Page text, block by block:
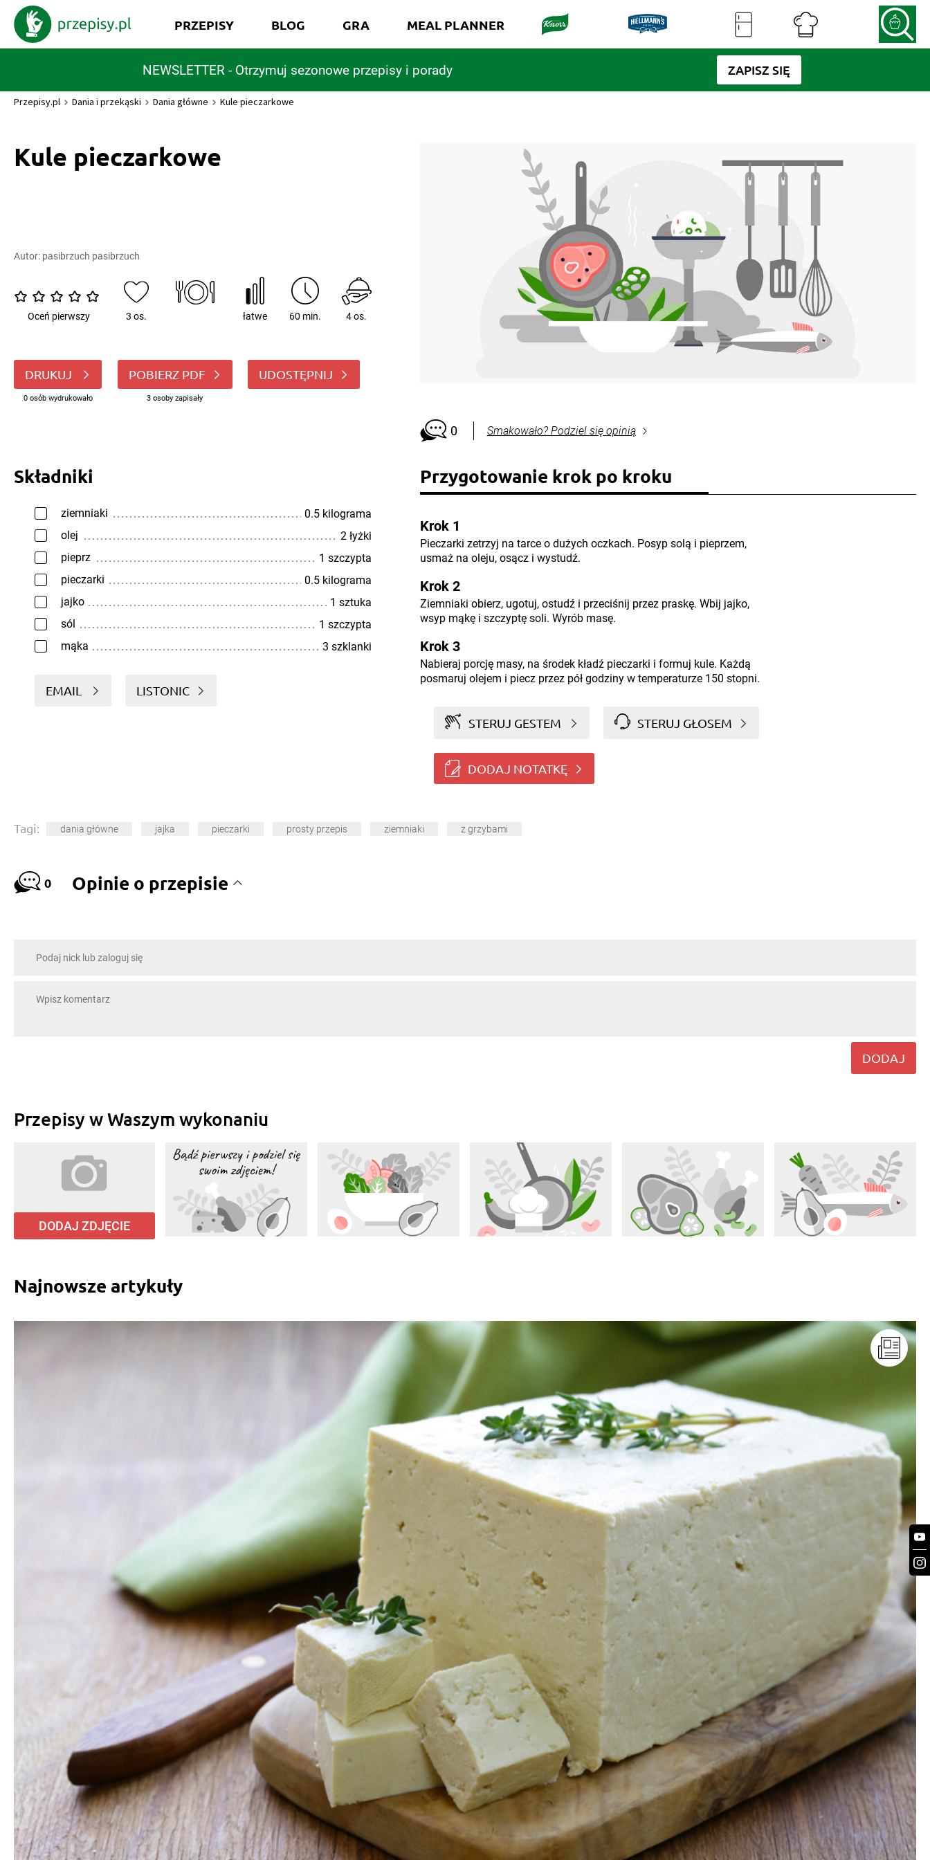
NEWSLETTER - Otrzymuj sezonowe przepisy i porady ZAPISZ SIĘ
PRZEPISY BLOG GRA MEAL PLANNER
Przepisy.pl Dania i przekąski Dania główne Kule pieczarkowe
Kule pieczarkowe
Autor: pasibrzuch pasibrzuch
Oceń pierwszy 3 os. łatwe 60 min. 4 os.
DRUKUJ
0 osób wydrukowało
POBIERZ PDF
3 osoby zapisały
UDOSTĘPNIJ
0 Smakowało? Podziel się opinią
Składniki
ziemniaki
0.5 kilograma
olej
2 łyżki
pieprz
1 szczypta
pieczarki
0.5 kilograma
jajko
1 sztuka
sól
1 szczypta
mąka
3 szklanki
EMAIL LISTONIC
Przygotowanie krok po kroku
Krok 1
Pieczarki zetrzyj na tarce o dużych oczkach. Posyp solą i pieprzem,
usmaż na oleju, osącz i wystudź.
Krok 2
Ziemniaki obierz, ugotuj, ostudź i przeciśnij przez praskę. Wbij jajko,
wsyp mąkę i szczyptę soli. Wyrób masę.
Krok 3
Nabieraj porcję masy, na środek kładź pieczarki i formuj kule. Każdą
posmaruj olejem i piecz przez pół godziny w temperaturze 150 stopni.
STERUJ GESTEM STERUJ GŁOSEM
DODAJ NOTATKĘ
Tagi: dania główne jajka pieczarki prosty przepis ziemniaki z grzybami
0 Opinie o przepisie
DODAJ
Przepisy w Waszym wykonaniu
DODAJ ZDJĘCIE
Najnowsze artykuły